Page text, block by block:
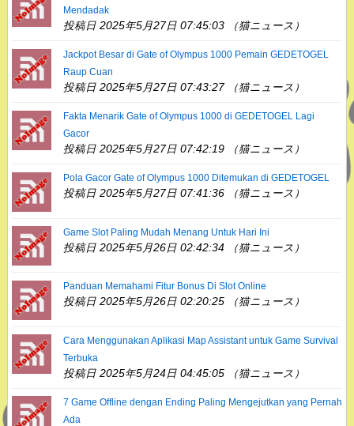
Mendadak
投稿日 2025年5月27日 07:45:03 （猫ニュース）
Jackpot Besar di Gate of Olympus 1000 Pemain GEDETOGEL
Raup Cuan
投稿日 2025年5月27日 07:43:27 （猫ニュース）
Fakta Menarik Gate of Olympus 1000 di GEDETOGEL Lagi
Gacor
投稿日 2025年5月27日 07:42:19 （猫ニュース）
Pola Gacor Gate of Olympus 1000 Ditemukan di GEDETOGEL
投稿日 2025年5月27日 07:41:36 （猫ニュース）
Game Slot Paling Mudah Menang Untuk Hari Ini
投稿日 2025年5月26日 02:42:34 （猫ニュース）
Panduan Memahami Fitur Bonus Di Slot Online
投稿日 2025年5月26日 02:20:25 （猫ニュース）
Cara Menggunakan Aplikasi Map Assistant untuk Game Survival
Terbuka
投稿日 2025年5月24日 04:45:05 （猫ニュース）
7 Game Offline dengan Ending Paling Mengejutkan yang Pernah
Ada